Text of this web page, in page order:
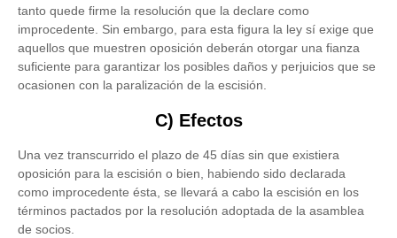
tanto quede firme la resolución que la declare como
improcedente. Sin embargo, para esta figura la ley sí exige que
aquellos que muestren oposición deberán otorgar una fianza
suficiente para garantizar los posibles daños y perjuicios que se
ocasionen con la paralización de la escisión.
C) Efectos
Una vez transcurrido el plazo de 45 días sin que existiera
oposición para la escisión o bien, habiendo sido declarada
como improcedente ésta, se llevará a cabo la escisión en los
términos pactados por la resolución adoptada de la asamblea
de socios.